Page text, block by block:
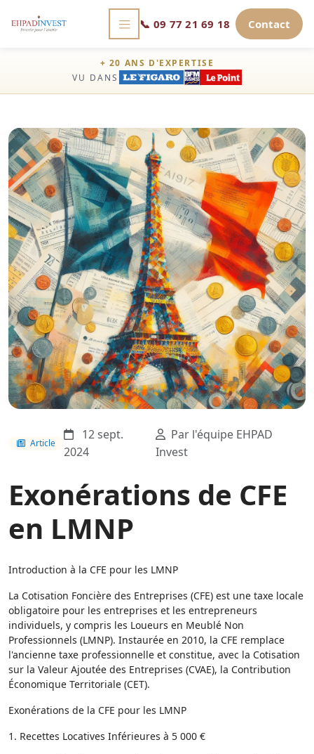
📞 09 77 21 69 18 Contact
+ 20 ANS D'EXPERTISE
VU DANS
Article
12 sept.
2024
Par l'équipe EHPAD
Invest
Exonérations de CFE
en LMNP
Introduction à la CFE pour les LMNP
La Cotisation Foncière des Entreprises (CFE) est une taxe locale
obligatoire pour les entreprises et les entrepreneurs
individuels, y compris les Loueurs en Meublé Non
Professionnels (LMNP). Instaurée en 2010, la CFE remplace
l'ancienne taxe professionnelle et constitue, avec la Cotisation
sur la Valeur Ajoutée des Entreprises (CVAE), la Contribution
Économique Territoriale (CET).
Exonérations de la CFE pour les LMNP
1. Recettes Locatives Inférieures à 5 000 €